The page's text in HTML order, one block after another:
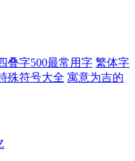
叠字500最常用字 繁体字
殊符号大全 寓意为吉的